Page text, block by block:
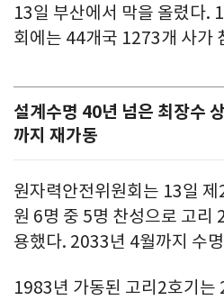
13일 부산에서 막을 올렸다.
회에는 44개국 1273개 사가
설계수명 40년 넘은 최장수
까지 재가동
원자력안전위원회는 13일
원 6명 중 5명 찬성으로 고리
용했다. 2033년 4월까지 수
1983년 가동된 고리2호기는